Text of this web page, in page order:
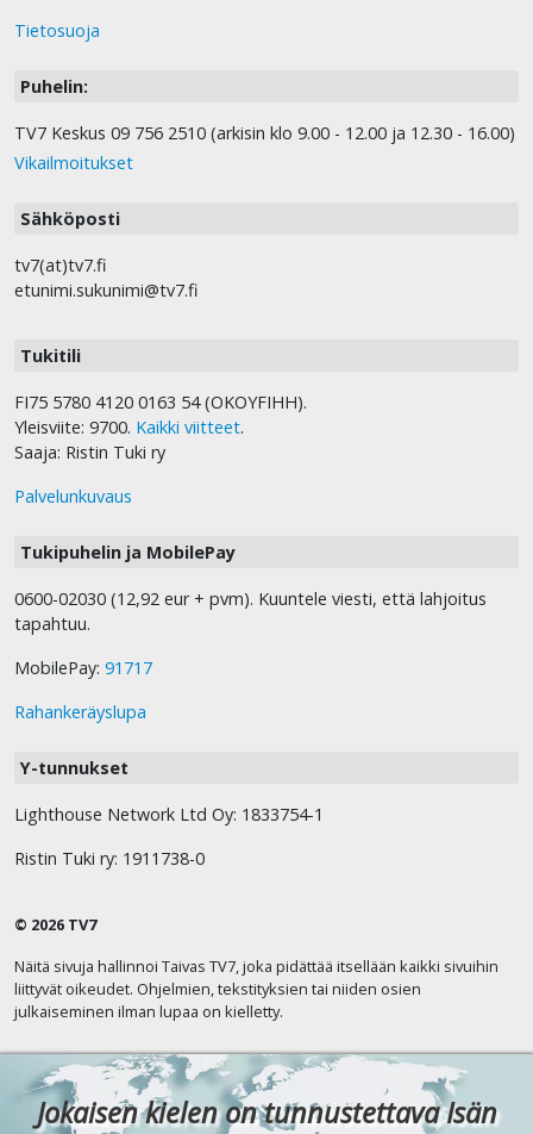
Tietosuoja
Puhelin:
TV7 Keskus 09 756 2510 (arkisin klo 9.00 - 12.00 ja 12.30 - 16.00)
Vikailmoitukset
Sähköposti
tv7(at)tv7.fi
etunimi.sukunimi@tv7.fi
Tukitili
FI75 5780 4120 0163 54 (OKOYFIHH).
Yleisviite: 9700. Kaikki viitteet.
Saaja: Ristin Tuki ry
Palvelunkuvaus
Tukipuhelin ja MobilePay
0600-02030 (12,92 eur + pvm). Kuuntele viesti, että lahjoitus
tapahtuu.
MobilePay: 91717
Rahankeräyslupa
Y-tunnukset
Lighthouse Network Ltd Oy: 1833754-1
Ristin Tuki ry: 1911738-0
© 2026 TV7
Näitä sivuja hallinnoi Taivas TV7, joka pidättää itsellään kaikki sivuihin
liittyvät oikeudet. Ohjelmien, tekstityksien tai niiden osien
julkaiseminen ilman lupaa on kielletty.
Jokaisen kielen on tunnustettava Isän